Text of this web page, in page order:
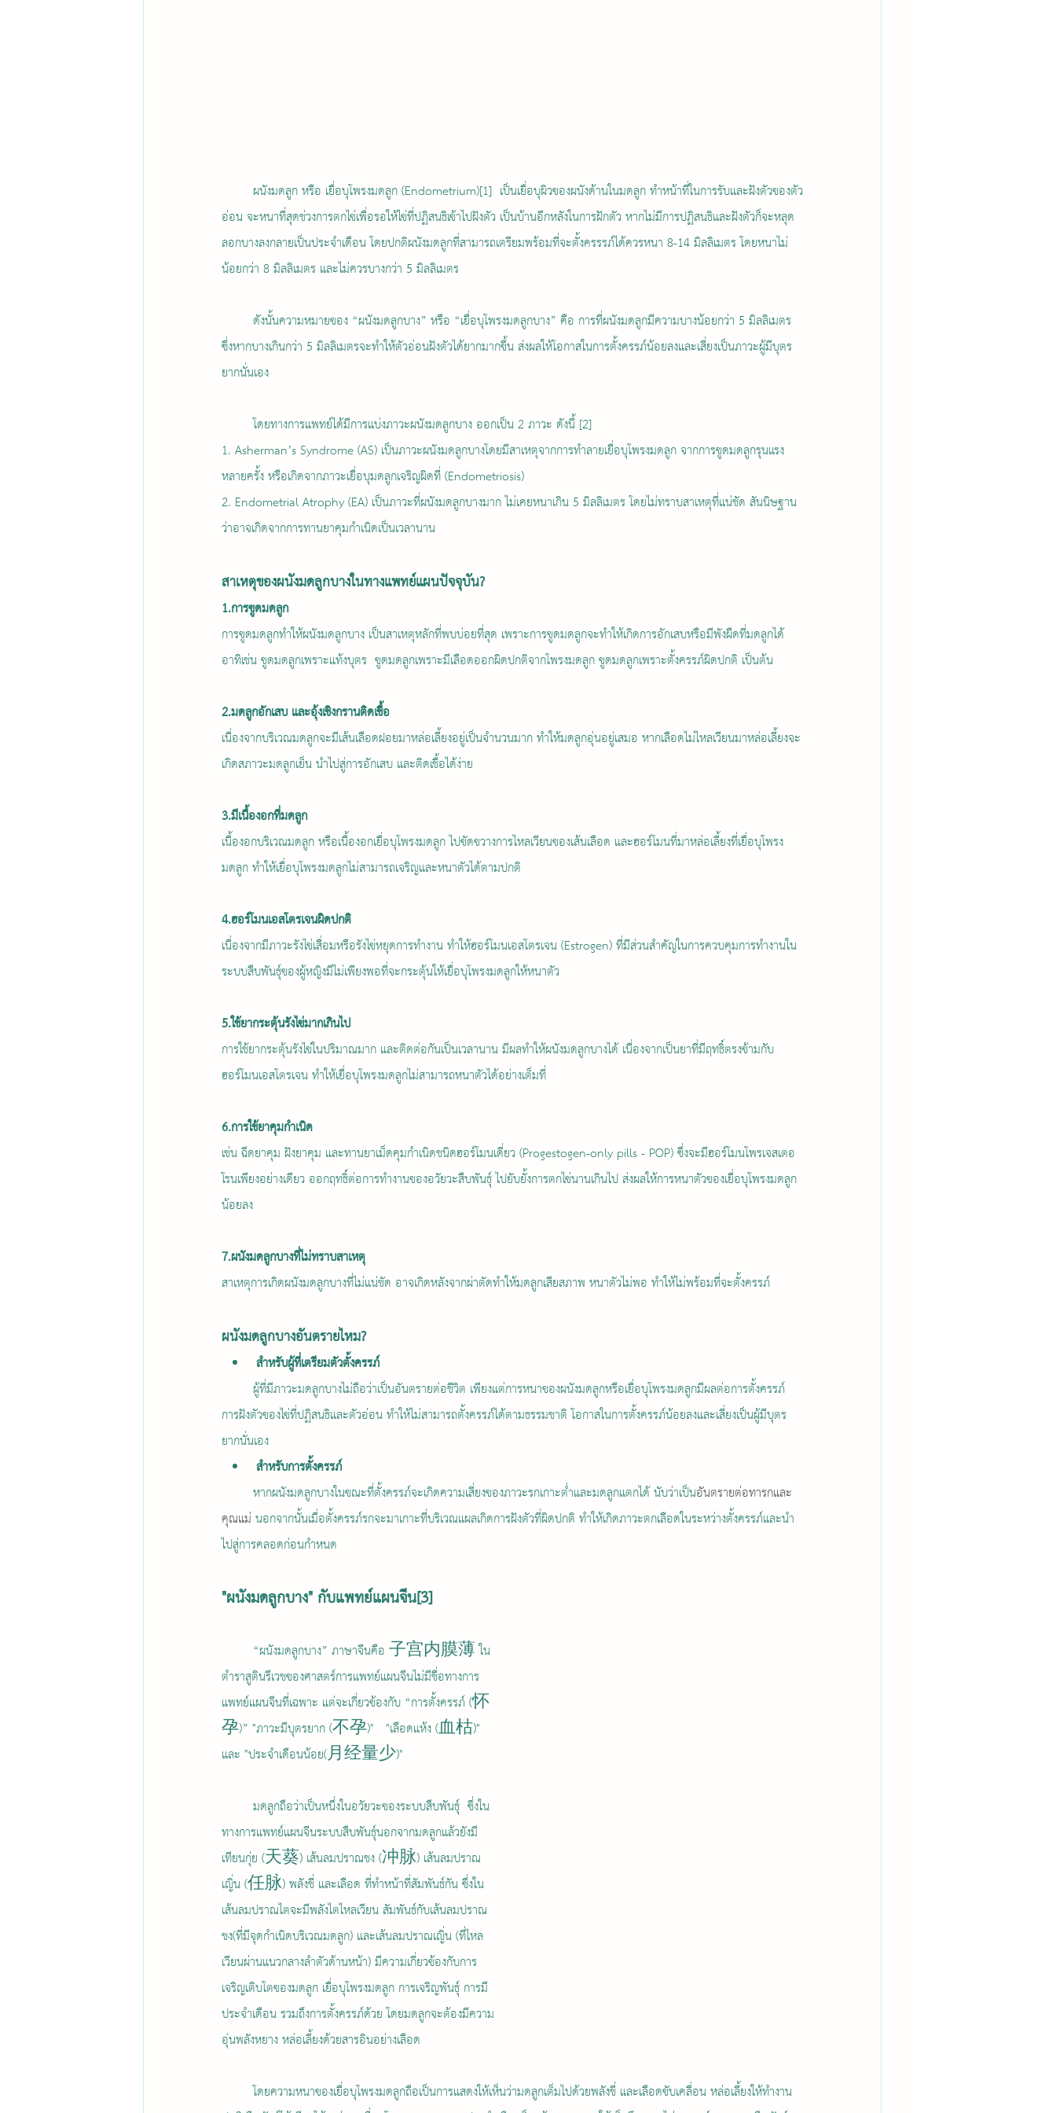
อ่อน จะหนาที่สุดช่วงการตกไข่เพื่อรอให้ไข่ที่ปฏิสนธิเข้าไปฝังตัว เป็นบ้านอีกหลังในการฝักตัว หากไม่มีการปฏิสนธิและฝังตัวก็จะหลุด
ลอกบางลงกลายเป็นประจำเดือน โดยปกติผนังมดลูกที่สามารถเตรียมพร้อมที่จะตั้งครรรภ์ได้ควรหนา 8-14 มิลลิเมตร โดยหนาไม่
น้อยกว่า 8 มิลลิเมตร และไม่ควรบางกว่า 5 มิลลิเมตร
ซึ่งหากบางเกินกว่า 5 มิลลิเมตรจะทำให้ตัวอ่อนฝังตัวได้ยากมากขึ้น ส่งผลให้โอกาสในการตั้งครรภ์น้อยลงและเสี่ยงเป็นภาวะผู้มีบุตร
ยากนั่นเอง
	โดยทางการแพทย์ได้มีการแบ่งภาวะผนังมดลูกบาง ออกเป็น 2 ภาวะ ดังนี้ [2]
1. Asherman’s Syndrome (AS) เป็นภาวะผนังมดลูกบางโดยมีสาเหตุจากการทําลายเยื่อบุโพรงมดลูก จากการขูดมดลูกรุนแรง
หลายครั้ง หรือเกิดจากภาวะเยื่อบุมดลูกเจริญผิดที่ (Endometriosis)
2. Endometrial Atrophy (EA) เป็นภาวะที่ผนังมดลูกบางมาก ไม่เคยหนาเกิน 5 มิลลิเมตร โดยไม่ทราบสาเหตุที่แน่ชัด สันนิษฐาน
ว่าอาจเกิดจากการทานยาคุมกําเนิดเป็นเวลานาน
สาเหตุของผนังมดลูกบางในทางแพทย์แผนปัจจุบัน?
1.การขูดมดลูก
การขูดมดลูกทำให้ผนังมดลูกบาง เป็นสาเหตุหลักที่พบบ่อยที่สุด เพราะการขูดมดลูกจะทำให้เกิดการอักเสบหรือมีพังผืดที่มดลูกได้
อาทิเช่น ขูดมดลูกเพราะแท้งบุตร  ขูดมดลูกเพราะมีเลือดออกผิดปกติจากโพรงมดลูก ขูดมดลูกเพราะตั้งครรภ์ผิดปกติ เป็นต้น
2.มดลูกอักเสบ และอุ้งเชิงกรานติดเชื้อ
เนื่องจากบริเวณมดลูกจะมีเส้นเลือดฝอยมาหล่อเลี้ยงอยู่เป็นจำนวนมาก ทำให้มดลูกอุ่นอยู่เสมอ หากเลือดไม่ไหลเวียนมาหล่อเลี้ยงจะ
เกิดสภาวะมดลูกเย็น นำไปสู่การอักเสบ และติดเชื้อได้ง่าย
3.มีเนื้องอกที่มดลูก
เนื้องอกบริเวณมดลูก หรือเนื้องอกเยื่อบุโพรงมดลูก ไปขัดขวางการไหลเวียนของเส้นเลือด และฮอร์โมนที่มาหล่อเลี้ยงที่เยื่อบุโพรง
มดลูก ทำให้เยื่อบุโพรงมดลูกไม่สามารถเจริญและหนาตัวได้ตามปกติ
4.ฮอร์โมนเอสโตรเจนผิดปกติ
เนื่องจากมีภาวะรังไข่เสื่อมหรือรังไข่หยุดการทำงาน ทำให้ฮอร์โมนเอสโตรเจน (Estrogen) ที่มีส่วนสำคัญในการควบคุมการทำงานใน
ระบบสืบพันธุ์ของผู้หญิงมีไม่เพียงพอที่จะกระตุ้นให้เยื่อบุโพรงมดลูกให้หนาตัว
5.ใช้ยากระตุ้นรังไข่มากเกินไป
การใช้ยากระตุ้นรังไข่ในปริมาณมาก และติดต่อกันเป็นเวลานาน มีผลทำให้ผนังมดลูกบางได้ เนื่องจากเป็นยาที่มีฤทธิ์ตรงข้ามกับ
ฮอร์โมนเอสโตรเจน ทำให้เยื่อบุโพรงมดลูกไม่สามารถหนาตัวได้อย่างเต็มที่
6.การใช้ยาคุมกำเนิด
เช่น ฉีดยาคุม ฝังยาคุม และทานยาเม็ดคุมกำเนิดชนิดฮอร์โมนเดี่ยว (Progestogen-only pills - POP) ซึ่งจะมีฮอร์โมนโพรเจสเตอ
โรนเพียงอย่างเดียว ออกฤทธิ์ต่อการทำงานของอวัยวะสืบพันธุ์ ไปยับยั้งการตกไข่นานเกินไป ส่งผลให้การหนาตัวของเยื่อบุโพรงมดลูก
น้อยลง
7.ผนังมดลูกบางที่ไม่ทราบสาเหตุ
สาเหตุการเกิดผนังมดลูกบางที่ไม่แน่ชัด อาจเกิดหลังจากผ่าตัดทำให้มดลูกเสียสภาพ หนาตัวไม่พอ ทำให้ไม่พร้อมที่จะตั้งครรภ์
ผนังมดลูกบางอันตรายไหม?
สำหรับผู้ที่เตรียมตัวตั้งครรภ์
การฝังตัวของไข่ที่ปฏิสนธิและตัวอ่อน ทำให้ไม่สามารถตั้งครรภ์ได้ตามธรรมชาติ โอกาสในการตั้งครรภ์น้อยลงและเสี่ยงเป็นผู้มีบุตร
ยากนั่นเอง
สำหรับการตั้งครรภ์
	หากผนังมดลูกบางในขณะที่ตั้งครรภ์จะเกิดความเสี่ยงของภาวะ
รกเกาะต่ำและมดลูกแตกได้ นับว่าเป็นอันตรายต่อทารกและ
คุณแม่ นอกจากนั้นเมื่อตั้งครรภ์รกจะมาเกาะที่บริเวณแผลเกิดการฝังตัวที่ผิดปกติ ทำให้เกิดภาวะตกเลือดในระหว่างตั้งครรภ์และนำ
ไปสู่การคลอดก่อนกำหนด
"ผนังมดลูกบาง" กับแพทย์แผนจีน[3]
ตำราสูตินรีเวชของศาสตร์การแพทย์แผนจีนไม่มีชื่อทางการ
แพทย์แผนจีนที่เฉพาะ แต่จะเกี่ยวข้องกับ “การตั้งครรภ์ (怀
孕)” "ภาวะมีบุตรยาก (不孕)"   "เลือดแห้ง (血枯)"
และ "ประจำเดือนน้อย(月经量少)"
ทางการแพทย์แผนจีนระบบสืบพันธุ์นอกจากมดลูกแล้วยังมี
เทียนกุ่ย (天葵) เส้นลมปราณชง (冲脉) เส้นลมปราณ
เญิ่น (任脉) พลังชี่ และเลือด ที่ทำหน้าที่สัมพันธ์กัน ซึ่งใน
เส้นลมปราณไตจะมีพลังไตไหลเวียน สัมพันธ์กับเส้นลมปราณ
ชง(ที่มีจุดกำเนิดบริเวณมดลูก) และเส้นลมปราณเญิ่น (ที่ไหล
เวียนผ่านแนวกลางลำตัวด้านหน้า) มีความเกี่ยวข้องกับการ
เจริญเติบโตของมดลูก เยื่อบุโพรงมดลูก การเจริญพันธุ์ การมี
ประจำเดือน รวมถึงการตั้งครรภ์ด้วย โดยมดลูกจะต้องมีความ
อุ่นพลังหยาง หล่อเลี้ยงด้วยสารอินอย่างเลือด
	โดยความหนาของเยื่อบุโพรงมดลูกถือเป็นการแสดงให้เห็นว่ามดลูกเต็มไปด้วยพลังชี่ และเลือดขับเคลื่อน หล่อเลี้ยงให้ทำงาน